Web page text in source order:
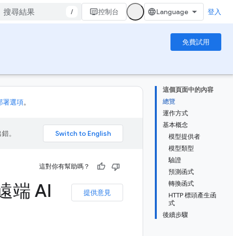
/ 控制台 登入
免費試用
這個頁面中的內容
總覽
運作方式
基本概念
模型提供者
模型類型
驗證
預測函式
轉換函式
HTTP 標頭產生函
式
後續步驟
署選項。
。
這對你有幫助嗎？
提供意見
端 AI